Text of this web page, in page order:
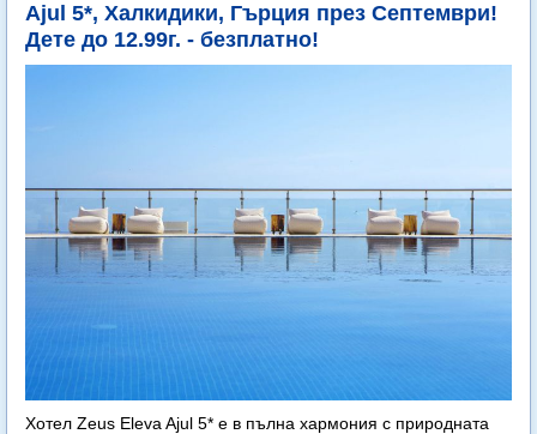
Ajul 5*, Халкидики, Гърция през Септември!
Дете до 12.99г. - безплатно!
Хотел Zeus Eleva Ajul 5* е в пълна хармония с природната